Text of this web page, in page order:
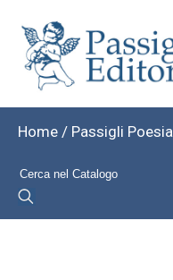
Home / Passigli Poesia